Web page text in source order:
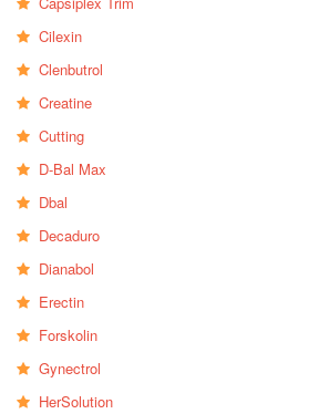
Cilexin
Clenbutrol
Creatine
Cutting
D-Bal Max
Dbal
Decaduro
Dianabol
Erectin
Forskolin
Gynectrol
HerSolution